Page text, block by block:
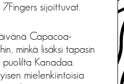
sijoittuvat.
Capacoa-
minkä lisäksi tapasin
Kanadaa.
mielenkiintoisia